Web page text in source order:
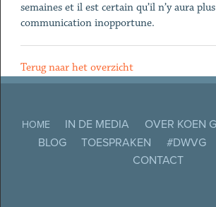
semaines et il est certain qu’il n’y aura
communication inopportune.
Terug naar het overzicht
HOME IN DE MEDIA OVER KOEN
BLOG
TOESPRAKEN #DWVG
CONTACT